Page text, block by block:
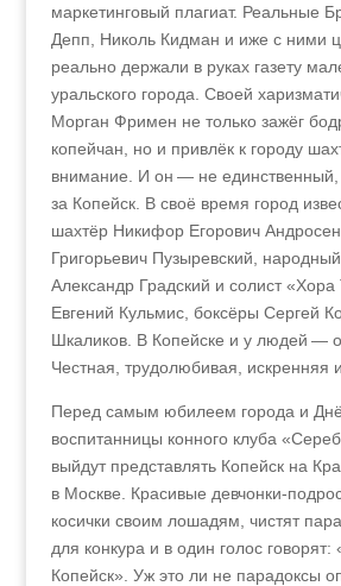
маркетинговый плагиат. Реальные
Депп, Николь Кидман и иже с ними
реально держали в руках газету
уральского города. Своей
Морган Фримен не только зажёг
копейчан, но и привлёк к городу
внимание. И он — не единственный,
за Копейск. В своё время город
шахтёр Никифор Егорович
Григорьевич Пузыревский,
Александр Градский и солист «Хора
Евгений Кульмис, боксёры Сергей
Шкаликов. В Копейске и у людей —
Честная, трудолюбивая, искренняя
Перед самым юбилеем города и
воспитанницы конного клуба
выйдут представлять Копейск на
в Москве. Красивые девчонки-
косички своим лошадям, чистят
для конкура и в один голос
Копейск». Уж это ли не парадоксы